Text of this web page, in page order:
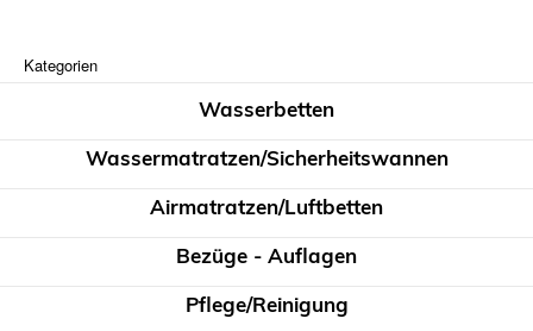
Kategorien
Wasserbetten
Wassermatratzen/Sicherheitswannen
Airmatratzen/Luftbetten
Bezüge - Auflagen
Pflege/Reinigung